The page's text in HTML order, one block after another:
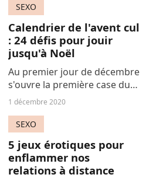
sans quitter notre chaise. En
voici cinq pour votre...
SEXO
Calendrier de l'avent cul
: 24 défis pour jouir
jusqu'à Noël
Au premier jour de décembre
s'ouvre la première case du
calendrier de l'avent. Un
implique généralement
impatience et indigestion de
chocolat. Pour changer,...
1 décembre 2020
SEXO
5 jeux érotiques pour
enflammer nos
relations à distance